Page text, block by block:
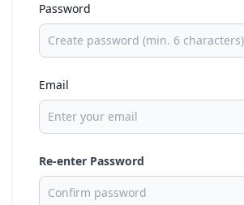
Password
Email
Re-enter Password